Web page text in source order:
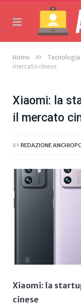
Home » Tecnologia
mercato cinese
Xiaomi: la
il mercato
BYREDAZIONE ANCHIOPC
Xiaomi:⁢ la​
⁤cinese